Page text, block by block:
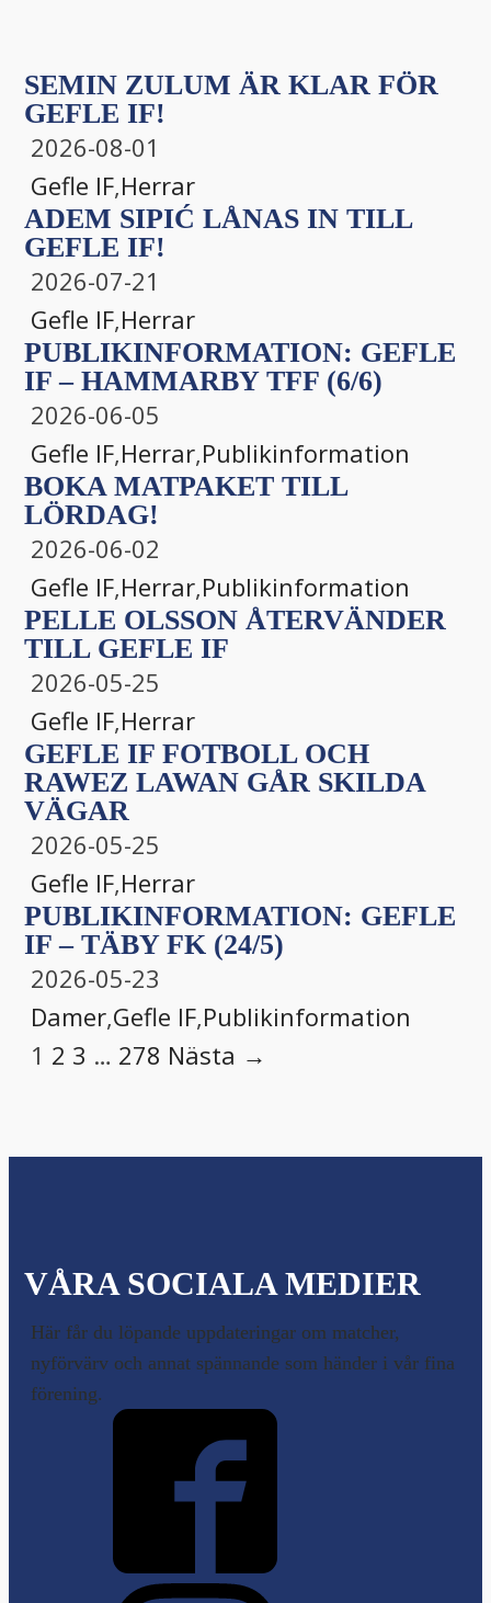
SEMIN ZULUM ÄR KLAR FÖR
GEFLE IF!
2026-08-01
Gefle IF,Herrar
ADEM SIPIĆ LÅNAS IN TILL
GEFLE IF!
2026-07-21
Gefle IF,Herrar
PUBLIKINFORMATION: GEFLE
IF – HAMMARBY TFF (6/6)
2026-06-05
Gefle IF,Herrar,Publikinformation
BOKA MATPAKET TILL
LÖRDAG!
2026-06-02
Gefle IF,Herrar,Publikinformation
PELLE OLSSON ÅTERVÄNDER
TILL GEFLE IF
2026-05-25
Gefle IF,Herrar
GEFLE IF FOTBOLL OCH
RAWEZ LAWAN GÅR SKILDA
VÄGAR
2026-05-25
Gefle IF,Herrar
PUBLIKINFORMATION: GEFLE
IF – TÄBY FK (24/5)
2026-05-23
Damer,Gefle IF,Publikinformation
1 2 3 … 278 Nästa →
VÅRA SOCIALA MEDIER
Här får du löpande uppdateringar om matcher,
nyförvärv och annat spännande som händer i vår fina
förening.